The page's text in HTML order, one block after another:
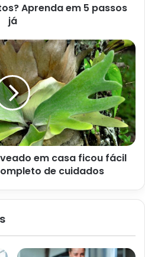
Canva Pro)
de uma região com clima
e úmido. Assim, é ideal que
temperatura entre os 18 o aos
o verão, especificamente, a
de fevereiro.
Aprenda em 5 passos
já
em casa ficou fácil
de cuidados